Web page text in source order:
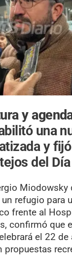
y
una
y
del
Miodowsky
refugio para
frente al
confirmó que
el 22 de
propuestas